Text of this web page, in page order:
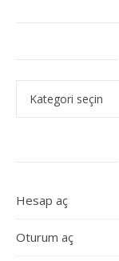
Hesap aç
Oturum aç